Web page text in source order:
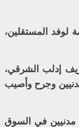
لوفد المستقلين،
إدلب الشرقي،
وجرح وأصيب
مدنيين في السوق